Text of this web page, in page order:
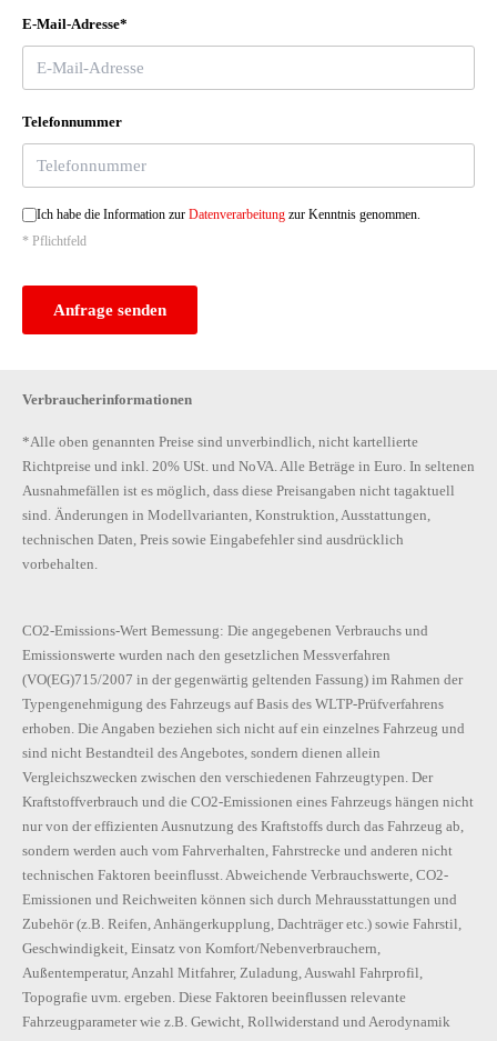
E-Mail-Adresse*
Telefonnummer
Ich habe die Information zur Datenverarbeitung zur Kenntnis genommen.
* Pflichtfeld
Anfrage senden
Verbraucherinformationen
*Alle oben genannten Preise sind unverbindlich, nicht kartellierte
Richtpreise und inkl. 20% USt. und NoVA. Alle Beträge in Euro. In seltenen
Ausnahmefällen ist es möglich, dass diese Preisangaben nicht tagaktuell
sind. Änderungen in Modellvarianten, Konstruktion, Ausstattungen,
technischen Daten, Preis sowie Eingabefehler sind ausdrücklich
vorbehalten.
CO2-Emissions-Wert Bemessung: Die angegebenen Verbrauchs und
Emissionswerte wurden nach den gesetzlichen Messverfahren
(VO(EG)715/2007 in der gegenwärtig geltenden Fassung) im Rahmen der
Typengenehmigung des Fahrzeugs auf Basis des WLTP-Prüfverfahrens
erhoben. Die Angaben beziehen sich nicht auf ein einzelnes Fahrzeug und
sind nicht Bestandteil des Angebotes, sondern dienen allein
Vergleichszwecken zwischen den verschiedenen Fahrzeugtypen. Der
Kraftstoffverbrauch und die CO2-Emissionen eines Fahrzeugs hängen nicht
nur von der effizienten Ausnutzung des Kraftstoffs durch das Fahrzeug ab,
sondern werden auch vom Fahrverhalten, Fahrstrecke und anderen nicht
technischen Faktoren beeinflusst. Abweichende Verbrauchswerte, CO2-
Emissionen und Reichweiten können sich durch Mehrausstattungen und
Zubehör (z.B. Reifen, Anhängerkupplung, Dachträger etc.) sowie Fahrstil,
Geschwindigkeit, Einsatz von Komfort/Nebenverbrauchern,
Außentemperatur, Anzahl Mitfahrer, Zuladung, Auswahl Fahrprofil,
Topografie uvm. ergeben. Diese Faktoren beeinflussen relevante
Fahrzeugparameter wie z.B. Gewicht, Rollwiderstand und Aerodynamik